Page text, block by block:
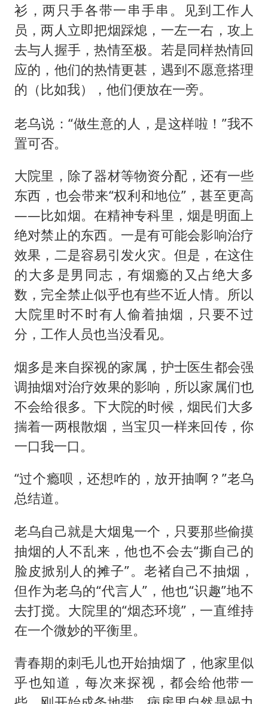
衫，两只手各带一串手串。见到工作人
员，两人立即把烟踩熄，一左一右，攻上
去与人握手，热情至极。若是同样热情回
应的，他们的热情更甚，遇到不愿意搭理
的（ 比如我），他们便放在一旁。
老乌说：“做生意的人，是这样啦！”我不
置可否。
大院里，除了器材等物资分配，还有一些
东西，也会带来“权利和地位”，甚至更高
——比如烟。在精神专科里，烟是明面上
绝对禁止的东西。一是有可能会影响治疗
效果，二是容易引发火灾。但是，在这住
的大多是男同志，有烟瘾的又占绝大多
数，完全禁止似乎也有些不近人情。所以
大院里时不时有人偷着抽烟，只要不过
分，工作人员也当没看见。
烟多是来自探视的家属，护士医生都会强
调抽烟对治疗效果的影响，所以家属们也
不会给很多。下大院的时候，烟民们大多
揣着一两根散烟，当宝贝一样来回传，你
一口我一口。
“过个瘾呗，还想咋的，放开抽啊？”老乌
总结道。
老乌自己就是大烟鬼一个，只要那些偷摸
抽烟的人不乱来，他也不会去“撕自己的
脸皮掀别人的摊子”。老褚自己不抽烟，
但作为老乌的“代言人”，他也“识趣”地不
去打搅。大院里的“烟态环境”，一直维持
在一个微妙的平衡里。
青春期的刺毛儿也开始抽烟了，他家里似
乎也知道，每次来探视，都会给他带一